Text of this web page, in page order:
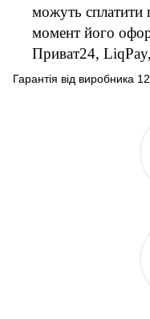
можуть сплатити
момент його
Приват24,
Гарантія від виробника 12